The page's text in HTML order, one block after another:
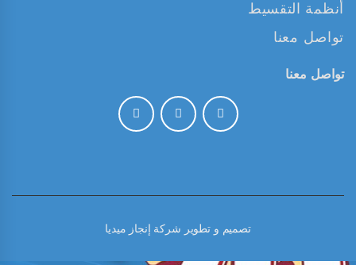
أنظمة التقسيط
تواصل معنا
تواصل معنا
تصميم و تطوير شركة إنجاز ميديا